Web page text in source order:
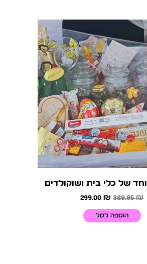
של כלי בית ושוקולדים
389.95₪
היה:
389.95 ₪.
299.00 ₪
המחיר
הנוכחי
הוא:
299.00 ₪.
הוספה לסל